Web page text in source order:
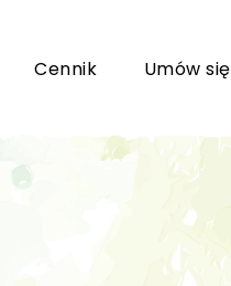
Cennik Umów się
bariatryczne